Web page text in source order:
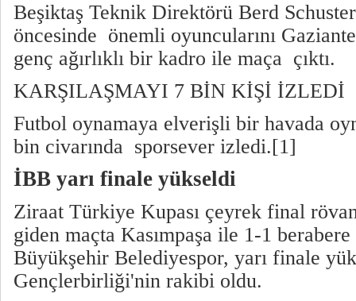
Beşiktaş Teknik Direktörü Berd
öncesinde önemli oyuncularını
genç ağırlıklı bir kadro ile maça çıktı.
KARŞILAŞMAYI 7 BİN KİŞİ İZLEDİ
Futbol oynamaya elverişli bir havada
bin civarında sporsever izledi.[1]
İBB yarı finale yükseldi
Ziraat Türkiye Kupası çeyrek final
giden maçta Kasımpaşa ile 1-1
Büyükşehir Belediyespor, yarı finale
Gençlerbirliği'nin rakibi oldu.